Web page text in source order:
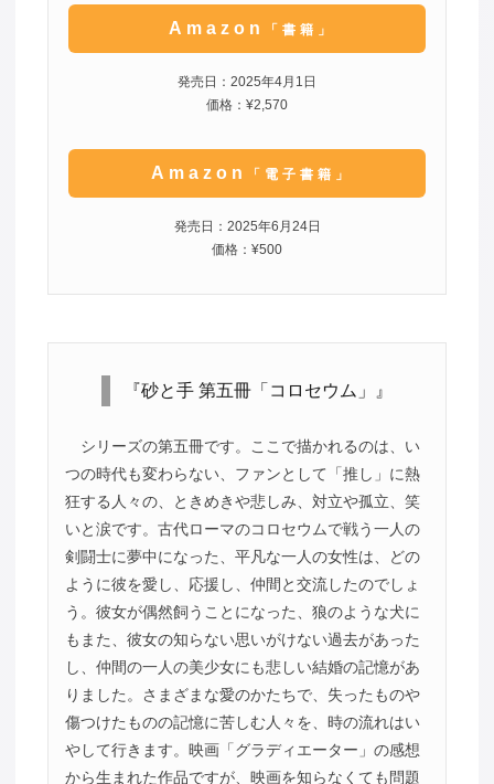
Amazon 「書籍」
発売日：2025年4月1日
価格：¥2,570
Amazon 「電子書籍」
発売日：2025年6月24日
価格：¥500
『砂と手 第五冊「コロセウム」』
シリーズの第五冊です。ここで描かれるのは、い
つの時代も変わらない、ファンとして「推し」に熱
狂する人々の、ときめきや悲しみ、対立や孤立、笑
いと涙です。古代ローマのコロセウムで戦う一人の
剣闘士に夢中になった、平凡な一人の女性は、どの
ように彼を愛し、応援し、仲間と交流したのでしょ
う。彼女が偶然飼うことになった、狼のような犬に
もまた、彼女の知らない思いがけない過去があった
し、仲間の一人の美少女にも悲しい結婚の記憶があ
りました。さまざまな愛のかたちで、失ったものや
傷つけたものの記憶に苦しむ人々を、時の流れはい
やして行きます。映画「グラディエーター」の感想
から生まれた作品ですが、映画を知らなくても問題